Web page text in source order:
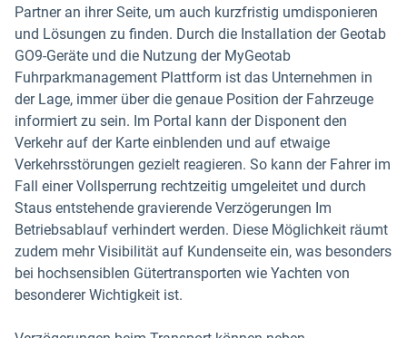
Partner an ihrer Seite, um auch kurzfristig umdisponieren
und Lösungen zu finden. Durch die Installation der Geotab
GO9-Geräte und die Nutzung der MyGeotab
Fuhrparkmanagement Plattform ist das Unternehmen in
der Lage, immer über die genaue Position der Fahrzeuge
informiert zu sein. Im Portal kann der Disponent den
Verkehr auf der Karte einblenden und auf etwaige
Verkehrsstörungen gezielt reagieren. So kann der Fahrer im
Fall einer Vollsperrung rechtzeitig umgeleitet und durch
Staus entstehende gravierende Verzögerungen Im
Betriebsablauf verhindert werden. Diese Möglichkeit räumt
zudem mehr Visibilität auf Kundenseite ein, was besonders
bei hochsensiblen Gütertransporten wie Yachten von
besonderer Wichtigkeit ist.